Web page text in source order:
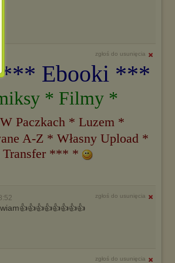
zgłoś do usunięcia
Ebooki ***
* Filmy *
Paczkach * Luzem *
A-Z * Własny Upload *
Transfer *** *
zgłoś do usunięcia
zgłoś do usunięcia